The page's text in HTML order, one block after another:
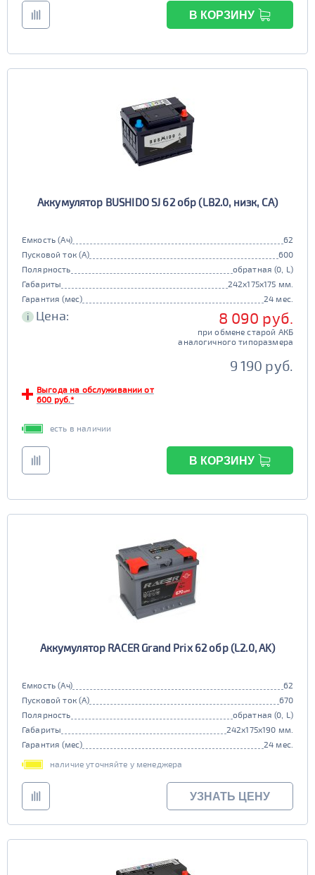
В КОРЗИНУ
Аккумулятор BUSHIDO SJ 62 обр (LB2.0, низк, CA)
Емкость (Ач)
62
Пусковой ток (А)
600
Полярность
обратная (0, L)
Габариты
242x175x175 мм.
Гарантия (мес)
24 мес.
i Цена: 8 090 руб.
при обмене старой АКБ
аналогичного типоразмера
9 190 руб.
Выгода на обслуживании от
600 руб.*
есть в наличии
В КОРЗИНУ
Аккумулятор RACER Grand Prix 62 обр (L2.0, AK)
Емкость (Ач)
62
Пусковой ток (А)
670
Полярность
обратная (0, L)
Габариты
242x175x190 мм.
Гарантия (мес)
24 мес.
наличие уточняйте у менеджера
УЗНАТЬ ЦЕНУ